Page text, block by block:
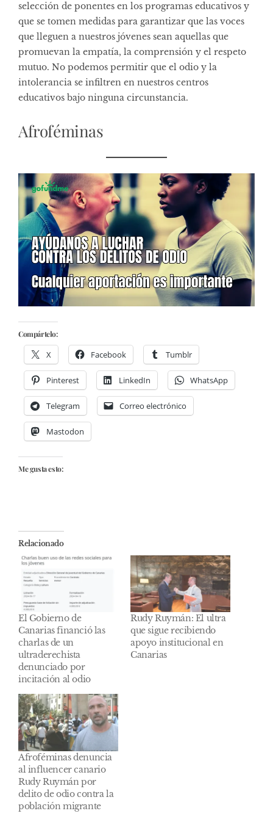
selección de ponentes en los programas educativos y
que se tomen medidas para garantizar que las voces
que lleguen a nuestros jóvenes sean aquellas que
promuevan la empatía, la comprensión y el respeto
mutuo. No podemos permitir que el odio y la
intolerancia se infiltren en nuestros centros
educativos bajo ninguna circunstancia.
Afroféminas
Compártelo:
X Facebook Tumblr
Pinterest LinkedIn WhatsApp
Telegram Correo electrónico
Mastodon
Me gusta esto:
Relacionado
El Gobierno de
Canarias financió las
charlas de un
ultraderechista
denunciado por
incitación al odio
Rudy Ruymán: El ultra
que sigue recibiendo
apoyo institucional en
Canarias
Afroféminas denuncia
al influencer canario
Rudy Ruymán por
delito de odio contra la
población migrante